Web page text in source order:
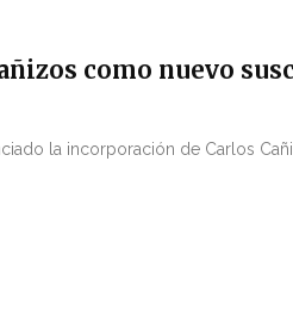
como nuevo
la incorporación de Carlos